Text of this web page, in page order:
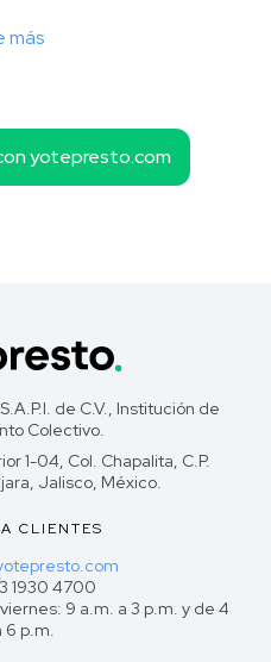
más
yotepresto.com
de C.V., Institución de
Colectivo.
1-04, Col. Chapalita, C.P.
Jalisco, México.
CLIENTES
1930 4700
9 a.m. a 3 p.m. y de 4
6 p.m.